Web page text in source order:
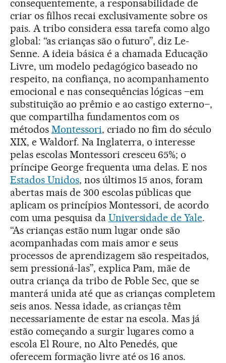
consequentemente, a responsabilidade de
criar os filhos recai exclusivamente sobre os
pais. A tribo considera essa tarefa como algo
global: “as crianças são o futuro”, diz Le-
Senne. A ideia básica é a chamada Educação
Livre, um modelo pedagógico baseado no
respeito, na confiança, no acompanhamento
emocional e nas consequências lógicas –em
substituição ao prêmio e ao castigo externo–,
que compartilha fundamentos com os
métodos Montessori, criado no fim do século
XIX, e Waldorf. Na Inglaterra, o interesse
pelas escolas Montessori cresceu 65%; o
príncipe George frequenta uma delas. E nos
Estados Unidos, nos últimos 15 anos, foram
abertas mais de 300 escolas públicas que
aplicam os princípios Montessori, de acordo
com uma pesquisa da Universidade de Yale.
“As crianças estão num lugar onde são
acompanhadas com mais amor e seus
processos de aprendizagem são respeitados,
sem pressioná-las”, explica Pam, mãe de
outra criança da tribo de Poble Sec, que se
manterá unida até que as crianças completem
seis anos. Nessa idade, as crianças têm
necessariamente de estar na escola. Mas já
estão começando a surgir lugares como a
escola El Roure, no Alto Penedés, que
oferecem formação livre até os 16 anos.